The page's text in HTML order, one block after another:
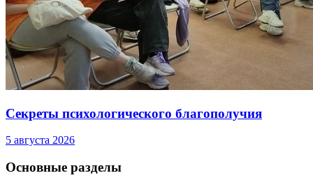
Секреты психологического благополучия
5 августа 2026
Основные разделы